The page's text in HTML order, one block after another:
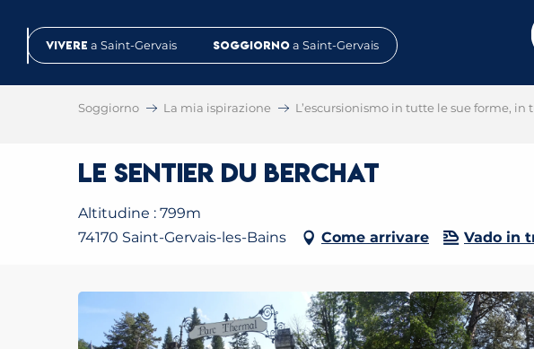
contenuVivere a Saint-Gervais Soggiorno a Saint-Gervais
Soggiorno La mia ispirazione L’escursionismo in tutte le sue forme, in
Le sentier du Berchat
Altitudine : 799m
74170 Saint-Gervais-les-Bains
Come arrivare Vado in